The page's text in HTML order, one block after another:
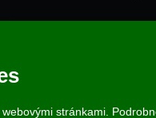
stránkami.